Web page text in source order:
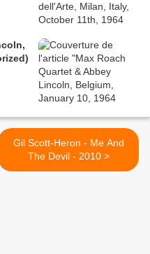
Gil Scott-Heron - Me And
The Devil - 2010 >